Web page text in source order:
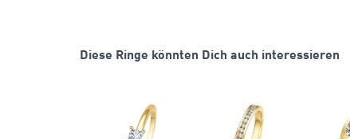
Diese Ringe könnten Dich auch interessieren